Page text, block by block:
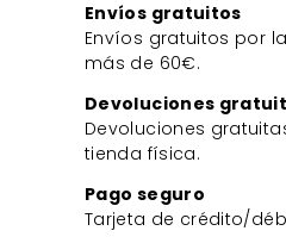
Envíos gratuitos
Envíos gratuitos por
más de 60€.
Devoluciones
Devoluciones
tienda física.
Pago seguro
Tarjeta de crédito/